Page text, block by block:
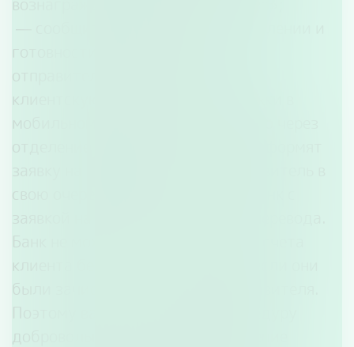
готовности возвратить деньги
отправителю в свой банк (через
клиентскую службу, чат поддержки в
мобильном приложении или лично через
отделение банка). Специалисты оформят
свою очередь обратится в свой банк с
Банк не может списать деньги со счета
клиента без его согласия, даже если они
были зачислены по ошибке отправителя.
Поэтому важно соблюдать процедуру